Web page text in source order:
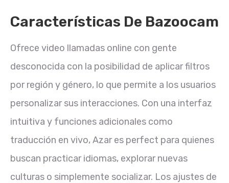
Características De Bazoocam
Ofrece video llamadas online con gente
desconocida con la posibilidad de aplicar filtros
por región y género, lo que permite a los usuarios
personalizar sus interacciones. Con una interfaz
intuitiva y funciones adicionales como
traducción en vivo, Azar es perfect para quienes
buscan practicar idiomas, explorar nuevas
culturas o simplemente socializar. Los ajustes de